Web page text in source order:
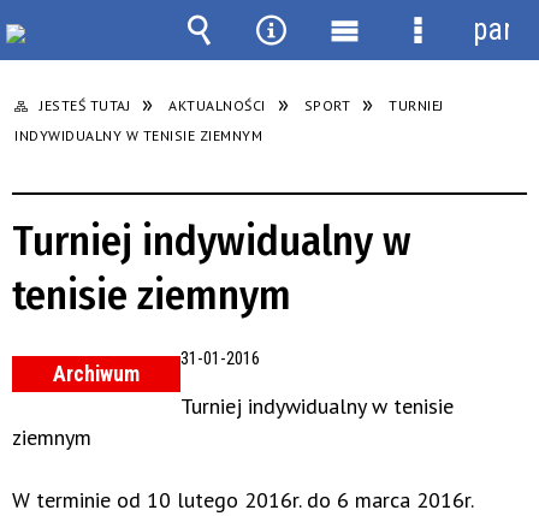
JESTEŚ TUTAJ AKTUALNOŚCI SPORT
TURNIEJ
INDYWIDUALNY W TENISIE ZIEMNYM
Turniej indywidualny w
tenisie ziemnym
Archiwum
31-01-2016
Turniej indywidualny w tenisie
ziemnym
W terminie od 10 lutego 2016r. do 6 marca 2016r.
Wyszukiwarka
Narzędzia
Menu
główne
Menu
panel